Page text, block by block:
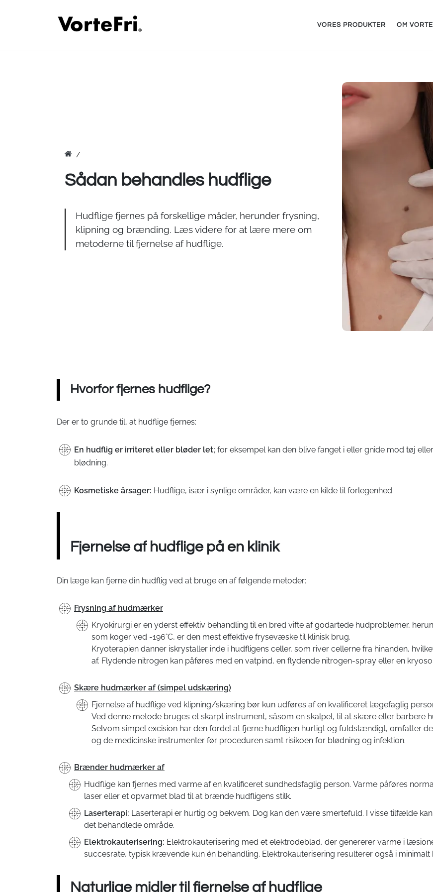
VORES PRODUKTER OM
Sådan behandles hudflige
Hudflige fjernes på forskellige måder, herunder frysning,
klipning og brænding. Læs videre for at lære mere om
metoderne til fjernelse af hudflige.
Hvorfor fjernes hudflige?
Der er to grunde til, at hudflige fjernes:
En hudflig er irriteret eller bløder let; for eksempel kan den blive fanget i eller gnide mod tøj
blødning.
Kosmetiske årsager: Hudflige, især i synlige områder, kan være en kilde til forlegenhed.
Fjernelse af hudflige på en klinik
Din læge kan fjerne din hudflig ved at bruge en af følgende metoder:
Frysning af hudmærker
Kryokirurgi er en yderst effektiv behandling til en bred vifte af godartede hudproblemer,
som koger ved -196°C, er den mest effektive frysevæske til klinisk brug.
Kryoterapien danner iskrystaller inde i hudfligens celler, som river cellerne fra hinanden,
af. Flydende nitrogen kan påføres med en vatpind, en flydende nitrogen-spray eller en
Skære hudmærker af (simpel udskæring)
Fjernelse af hudflige ved klipning/skæring bør kun udføres af en kvalificeret lægefaglig
Ved denne metode bruges et skarpt instrument, såsom en skalpel, til at skære eller barbere
Selvom simpel excision har den fordel at fjerne hudfligen hurtigt og fuldstændigt, omfatter
og de medicinske instrumenter før proceduren samt risikoen for blødning og infektion.
Brænder hudmærker af
Hudflige kan fjernes med varme af en kvalificeret sundhedsfaglig person. Varme påføres
laser eller et opvarmet blad til at brænde hudfligens stilk.
Laserterapi: Laserterapi er hurtig og bekvem. Dog kan den være smertefuld. I visse tilfælde
det behandlede område.
Elektrokauterisering: Elektrokauterisering med et elektrodeblad, der genererer varme i
succesrate, typisk krævende kun én behandling. Elektrokauterisering resulterer også i
Naturlige midler til fjernelse af hudflige